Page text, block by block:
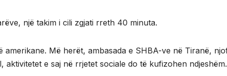
një takim i cili zgjati rreth 40 minuta.
amerikane. Më herët, ambasada e SHBA-ve në Tiranë,
e saj në rrjetet sociale do të kufizohen ndjeshëm.